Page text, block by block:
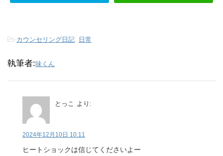
-カウンセリング日記, 日常
執筆者:味くん
とっこ より:
2024年12月10日 10:11
ヒートショックは信じてくださいよー